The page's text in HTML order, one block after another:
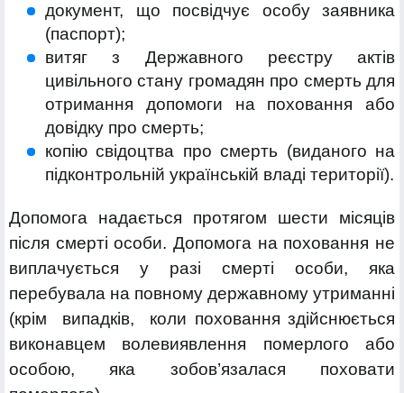
документ, що посвідчує особу заявника
(паспорт);
витяг з Державного реєстру актів
цивільного стану громадян про смерть для
отримання допомоги на поховання або
довідку про смерть;
копію свідоцтва про смерть (виданого на
підконтрольній українській владі території).
Допомога надається протягом шести місяців
після смерті особи. Допомога на поховання не
виплачується у разі смерті особи, яка
перебувала на повному державному утриманні
(крім випадків, коли поховання здійснюється
виконавцем волевиявлення померлого або
особою, яка зобов’язалася поховати